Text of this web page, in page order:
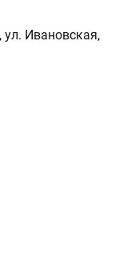
ул. Ивановская,